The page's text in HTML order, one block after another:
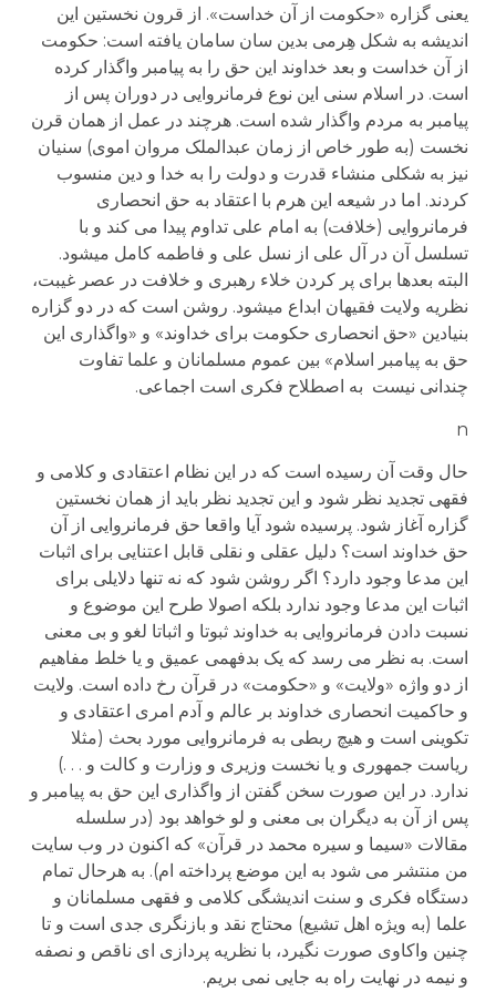
یعنی گزاره «حکومت از آن خداست». از قرون نخستین این
اندیشه به شکل هِرمی بدین سان سامان یافته است: حکومت
از آن خداست و بعد خداوند این حق را به پیامبر واگذار کرده
است. در اسلام سنی این نوع فرمانروایی در دوران پس از
پیامبر به مردم واگذار شده است. هرچند در عمل از همان قرن
نخست (به طور خاص از زمان عبدالملک مروان اموی) سنیان
نیز به شکلی منشاء قدرت و دولت را به خدا و دین منسوب
کردند. اما در شیعه این هرم با اعتقاد به حق انحصاری
فرمانروایی (خلافت) به امام علی تداوم پیدا می کند و با
تسلسل آن در آل علی از نسل علی و فاطمه کامل می­شود.
البته بعدها برای پر کردن خلاء رهبری و خلافت در عصر غیبت،
نظریه ولایت فقیهان ابداع می­شود. روشن است که در دو گزاره
بنیادین «حق انحصاری حکومت برای خداوند» و «واگذاری این
حق به پیامبر اسلام» بین عموم مسلمانان و علما تفاوت
چندانی نیست به اصطلاح فکری است اجماعی.
n
حال وقت آن رسیده است که در این نظام اعتقادی و کلامی و
فقهی تجدید نظر شود و این تجدید نظر باید از همان نخستین
گزاره آغاز شود. پرسیده شود آیا واقعا حق فرمانروایی از آن
حق خداوند است؟ دلیل عقلی و نقلی قابل اعتنایی برای اثبات
این مدعا وجود دارد؟ اگر روشن شود که نه تنها دلایلی برای
اثبات این مدعا وجود ندارد بلکه اصولا طرح این موضوع و
نسبت دادن فرمانروایی به خداوند ثبوتا و اثباتا لغو و بی معنی
است. به نظر می رسد که یک بدفهمی عمیق و یا خلط مفاهیم
از دو واژه «ولایت» و «حکومت» در قرآن رخ داده است. ولایت
و حاکمیت انحصاری خداوند بر عالم و آدم امری اعتقادی و
تکوینی است و هیچ ربطی به فرمانروایی مورد بحث (مثلا
ریاست جمهوری و یا نخست وزیری و وزارت و کالت و . . .)
ندارد. در این صورت سخن گفتن از واگذاری این حق به پیامبر و
پس از آن به دیگران بی معنی و لو خواهد بود (در سلسله
مقالات «سیما و سیره محمد در قرآن» که اکنون در وب سایت
من منتشر می شود به این موضع پرداخته ام). به هرحال تمام
دستگاه فکری و سنت اندیشگی کلامی و فقهی مسلمانان و
علما (به ویژه اهل تشیع) محتاج نقد و بازنگری جدی است و تا
چنین واکاوی صورت نگیرد، با نظریه پردازی ای ناقص و نصفه
و نیمه در نهایت راه به جایی نمی بریم.